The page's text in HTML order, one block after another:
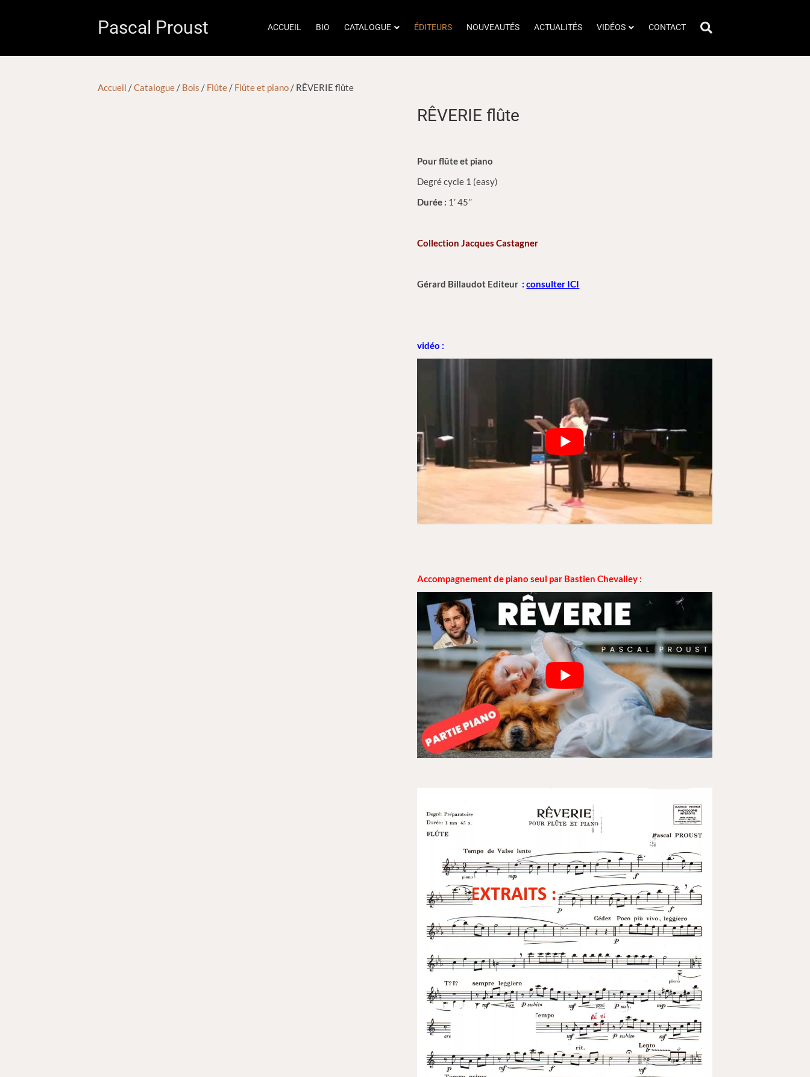
Pascal Proust ACCUEIL BIO CATALOGUE ÉDITEURS NOUVEAUTÉS ACTUALITÉS VIDÉOS CONTACT
Accueil /Catalogue / Bois / Flûte / Flûte et piano / RÊVERIE flûte
RÊVERIE flûte
Pour flûte et piano
Degré cycle 1 (easy)
Durée : 1’ 45’’
Collection Jacques Castagner
Gérard Billaudot Editeur :consulter ICI
vidéo :
Accompagnement de piano seul par Bastien Chevalley :